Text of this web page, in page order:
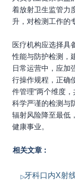
着放射卫生监管力
升，对检测工作的
医疗机构应选择具
性能与防护检测，
日常运营中，应加
行操作规程，正确
件管理”两个维度
科学严谨的检测与
辐射风险降至最低
健康事业。
相关文章：
牙科口内X射